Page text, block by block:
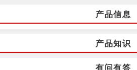
产品信息
产品知识
有问有答